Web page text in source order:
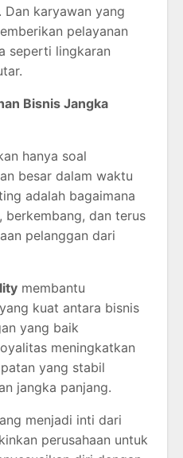
Dan karyawan yang
pelayanan
seperti lingkaran
Bisnis Jangka
hanya soal
besar dalam waktu
adalah bagaimana
berkembang, dan terus
pelanggan dari
membantu
kuat antara bisnis
yang baik
meningkatkan
yang stabil
jangka panjang.
menjadi inti dari
perusahaan untuk